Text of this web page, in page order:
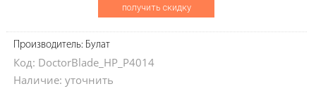
получить скидку
Производитель: Булат
Код: DoctorBlade_HP_P4014
Наличие: уточнить